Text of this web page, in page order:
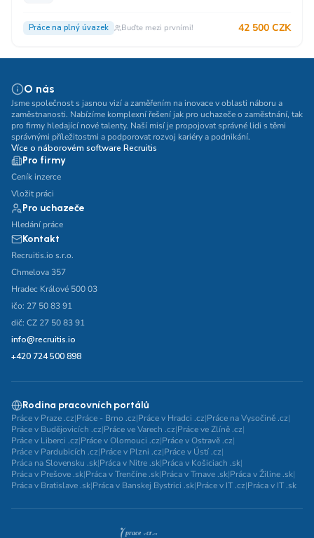
Práce na plný úvazek Buďte mezi prvními! 42 500 CZK
O nás
Jsme společnost s jasnou vizí a zaměřením na inovace v oblasti náboru a
zaměstnanosti. Nabízíme komplexní řešení jak pro uchazeče o zaměstnání, tak
pro firmy hledající nové talenty. Naší misí je propojovat správné lidi s těmi
správnými příležitostmi a podporovat rozvoj kariéry a podnikání.
Více o náborovém software Recruitis
Pro firmy
Ceník inzerce
Vložit práci
Pro uchazeče
Hledání práce
Kontakt
Recruitis.io s.r.o.
Chmelova 357
Hradec Králové 500 03
ičo: 27 50 83 91
dič: CZ 27 50 83 91
info@recruitis.io
+420 724 500 898
Rodina pracovních portálů
Práce v Praze .cz|Práce - Brno .cz|Práce v Hradci .cz|Práce na Vysočině .cz|
Práce v Budějovicích .cz|Práce ve Varech .cz|Práce ve Zlíně .cz|
Práce v Liberci .cz|Práce v Olomouci .cz|Práce v Ostravě .cz|
Práce v Pardubicích .cz|Práce v Plzni .cz|Práce v Ústí .cz|
Práca na Slovensku .sk|Práca v Nitre .sk|Práca v Košiciach .sk|
Práca v Prešove .sk|Práca v Trenčíne .sk|Práca v Trnave .sk|Práca v Žiline .sk|
Práca v Bratislave .sk|Práca v Banskej Bystrici .sk|Práce v IT .cz|Práca v IT .sk